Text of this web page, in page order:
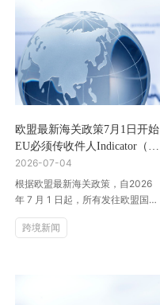
欧盟最新海关政策7月1日开始
EU必须传收件人Indicator（B2
B or B2C）
2026-07-04
根据欧盟最新海关政策，自2026
年 7 月 1 日起，所有发往欧盟国家
规则将全面更新：1，7月1日开始E
U必须传收件人Indicator（B2B o...
跨境新闻